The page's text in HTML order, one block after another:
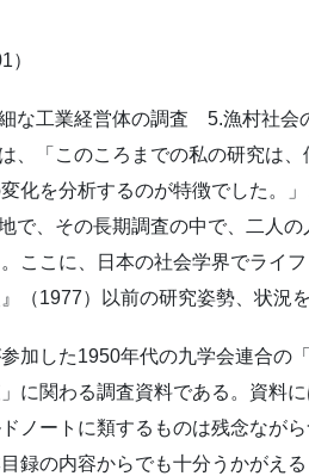
）
細な工業経営体の調査 5.漁村
「このころまでの私の研究は、
化を分析するのが特徴でした。
、その長期調査の中で、二人の
ここに、日本の社会学界でライ
（1977）以前の研究姿勢、状況
加した1950年代の九学会連合の
に関わる調査資料である。資料
ノートに類するものは残念なが
録の内容からでも十分うかがえる